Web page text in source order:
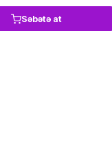
Səbətə at